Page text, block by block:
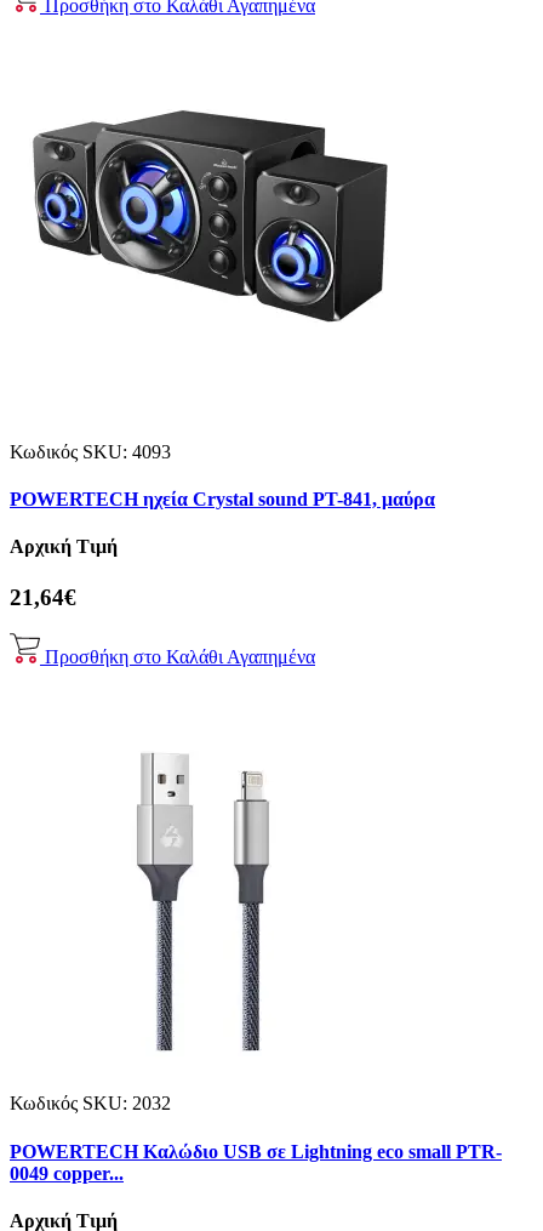
Προσθήκη στο Καλάθι Αγαπημένα
Κωδικός SKU: 4093
POWERTECH ηχεία Crystal sound PT-841, μαύρα
Αρχική Τιμή
21,64€
Προσθήκη στο Καλάθι Αγαπημένα
Κωδικός SKU: 2032
POWERTECH Καλώδιο USB σε Lightning eco small PTR-
0049 copper...
Αρχική Τιμή